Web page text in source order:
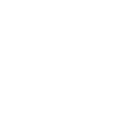
tres veces más costosa la leche